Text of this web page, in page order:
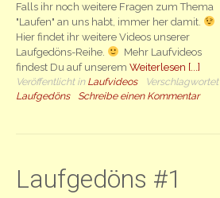
Falls ihr noch weitere Fragen zum Thema
"Laufen" an uns habt, immer her damit.
Hier findet ihr weitere Videos unserer
Laufgedöns-Reihe.
Mehr Laufvideos
findest Du auf unseremWeiterlesen [...]
Veröffentlicht in Laufvideos
Verschlagwortet
Laufgedöns
Schreibe einen Kommentar
Laufgedöns #1